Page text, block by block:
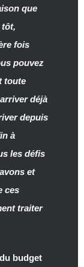
que
tôt,
fois
pouvez
toute
déjà
depuis
à
les défis
et
ces
traiter
budget